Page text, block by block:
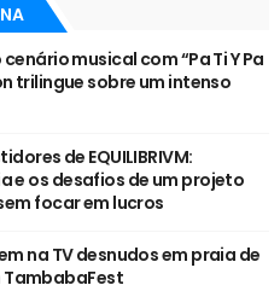
cenário musical com “Pa Ti Y Pa
trilingue sobre um intenso
de EQUILIBRIVM:
e os desafios de um projeto
focar em lucros
na TV desnudos em praia de
TambabaFest